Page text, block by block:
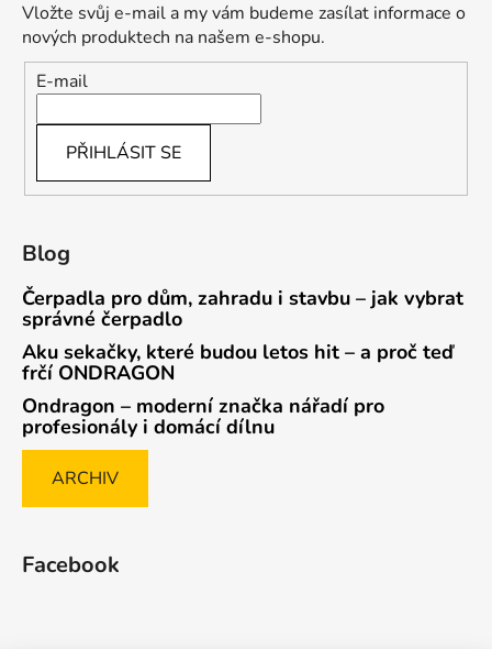
Vložte svůj e-mail a my vám budeme zasílat informace o
nových produktech na našem e-shopu.
E-mail
PŘIHLÁSIT SE
Blog
Čerpadla pro dům, zahradu i stavbu – jak vybrat
správné čerpadlo
Aku sekačky, které budou letos hit – a proč teď
frčí ONDRAGON
Ondragon – moderní značka nářadí pro
profesionály i domácí dílnu
ARCHIV
Facebook